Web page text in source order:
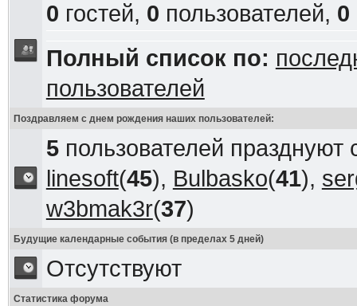
0 гостей, 0 пользователей, 0
Полный список по:
пользователей
Поздравляем с днем рождения наших пользователей:
5пользователей празднуют
linesoft(45), Bulbasko(41),
w3bmak3r(37)
Будущие календарные события (в пределах 5 дней)
Отсутствуют
Статистика форума